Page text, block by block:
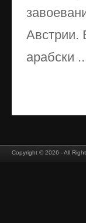
Австрии.
арабски
Copyright © 2026 - All